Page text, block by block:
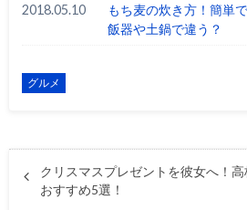
2018.05.10
もち麦の炊き方！簡単
飯器や土鍋で違う？
グルメ
クリスマスプレゼントを彼女へ！
おすすめ5選！